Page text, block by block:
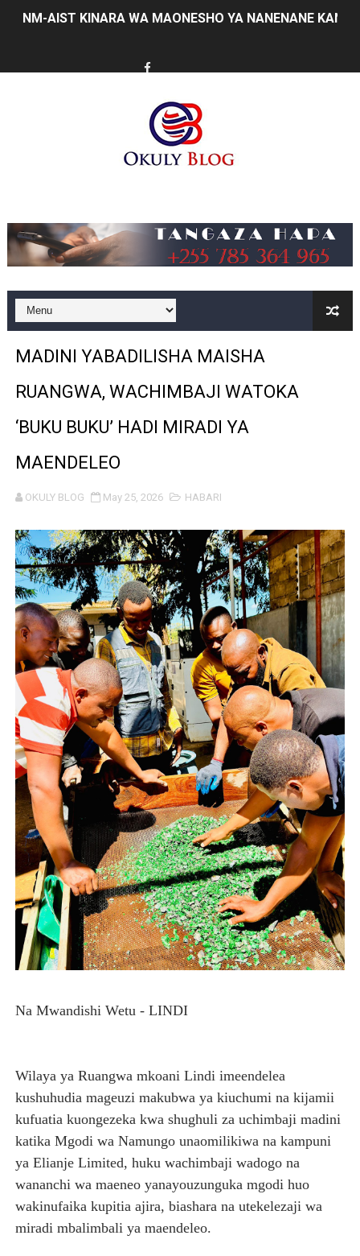
NM-AIST KINARA WA MAONESHO YA NANENANE
ORIJIN Yawaunganisha Marafiki Kwenye Gumzo la
SERIKALI KUIMARISHA MIUNDOMBINU KUCHOCHEA
KIONGOZI MSTAAFU WA WMA ASEMA VIPIMO SAHIHI
WMA YAMUAHIDI MKUU WA WILAYA YA IRAMBA
AJIRA ZAIDI YA 420 ZAZALISHWA KUPITIA UJENZI WA
KILA KILO INAYOPOTEA NI SHILINGI INAYOPOTEA -
HABARI ZILIZOPEWA UZITO WA JUU KATIKA
WIZARA YA MAWASILIANO YATAJA MAFANIKIO
Prof. Kabudi ahimiza matumizi ya teknolojia za kisasa
MTWALE AITAKA TARURA IENDELEE KUTOA
PROF. NAGU: TARURA ONGEZENI ELIMU KWA
WAZIRI SANGU AZITAKA PSSSF,NSSF,WCF NA OSHA
MTENDAJI MKUU WMA AHAMASISHA WANANCHI
TBS YAENDELEA KUTOA ELUMU YA VIWANGO
RAIS SAMIA AIPONGEZA TADB KUWA MDHAMINI
REA YAPELEKA FURSA YA MKOPO NAFUU WA UJENZI
Msajili wa Hazina ateta na Rais wa Benki ya Biashara
Global Education Link kusafirisha wanafunzi 85 kwenda
MADINI YABADILISHA MAISHA
RUANGWA, WACHIMBAJI WATOKA
‘BUKU BUKU’ HADI MIRADI YA
MAENDELEO
OKULY BLOG May 25, 2026 HABARI
Na Mwandishi Wetu - LINDI
Wilaya ya Ruangwa mkoani Lindi imeendelea
kushuhudia mageuzi makubwa ya kiuchumi na kijamii
kufuatia kuongezeka kwa shughuli za uchimbaji madini
katika Mgodi wa Namungo unaomilikiwa na kampuni
ya Elianje Limited, huku wachimbaji wadogo na
wananchi wa maeneo yanayouzunguka mgodi huo
wakinufaika kupitia ajira, biashara na utekelezaji wa
miradi mbalimbali ya maendeleo.